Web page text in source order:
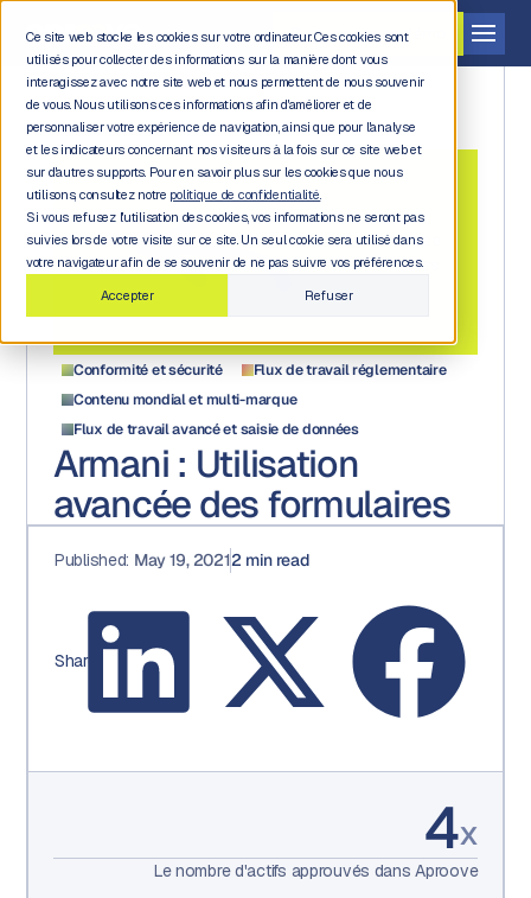
Ce site web stocke les cookies sur votre ordinateur. Ces cookies sont
utilisés pour collecter des informations sur la manière dont vous
interagissez avec notre site web et nous permettent de nous souvenir
de vous. Nous utilisons ces informations afin d'améliorer et de
personnaliser votre expérience de navigation, ainsi que pour l'analyse
et les indicateurs concernant nos visiteurs à la fois sur ce site web et
sur d'autres supports. Pour en savoir plus sur les cookies que nous
utilisons, consultez notre politique de confidentialité.
Si vous refusez l'utilisation des cookies, vos informations ne seront pas
suivies lors de votre visite sur ce site. Un seul cookie sera utilisé dans
votre navigateur afin de se souvenir de ne pas suivre vos préférences.
Accepter
Refuser
Demander une démo
All case
studies
Conformité et sécurité
Flux de travail réglementaire
Contenu mondial et multi-marque
Flux de travail avancé et saisie de données
Armani : Utilisation
avancée des formulaires
Published: May 19, 20212 min read
Share:
4x
Le nombre d'actifs approuvés dans Aproove